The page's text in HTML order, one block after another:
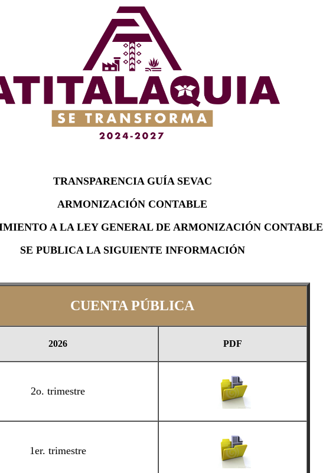
TRANSPARENCIA GUÍA SEVAC
ARMONIZACIÓN CONTABLE
A LA LEY GENERAL DE ARMONIZACIÓN CONTABLE
SE PUBLICA LA SIGUIENTE INFORMACIÓN
CUENTA PÚBLICA
2026 PDF
2o. trimestre
1er. trimestre